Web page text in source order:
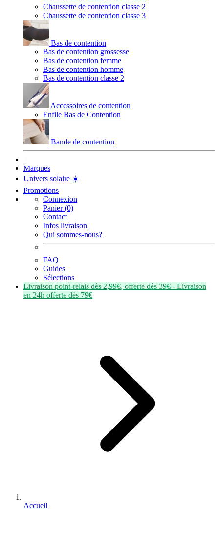
Chaussette de contention classe 2
Chaussette de contention classe 3
Bas de contention
Bas de contention grossesse
Bas de contention femme
Bas de contention homme
Bas de contention classe 2
Accessoires de contention
Enfile Bas de Contention
Bande de contention
|
Marques
Univers solaire ☀️
Promotions
Connexion
Panier (0)
Contact
Infos livraison
Qui sommes-nous?
FAQ
Guides
Sélections
Livraison point-relais dès 2,99€, offerte dès 39€ - Livraison
en 24h offerte dès 79€
Accueil